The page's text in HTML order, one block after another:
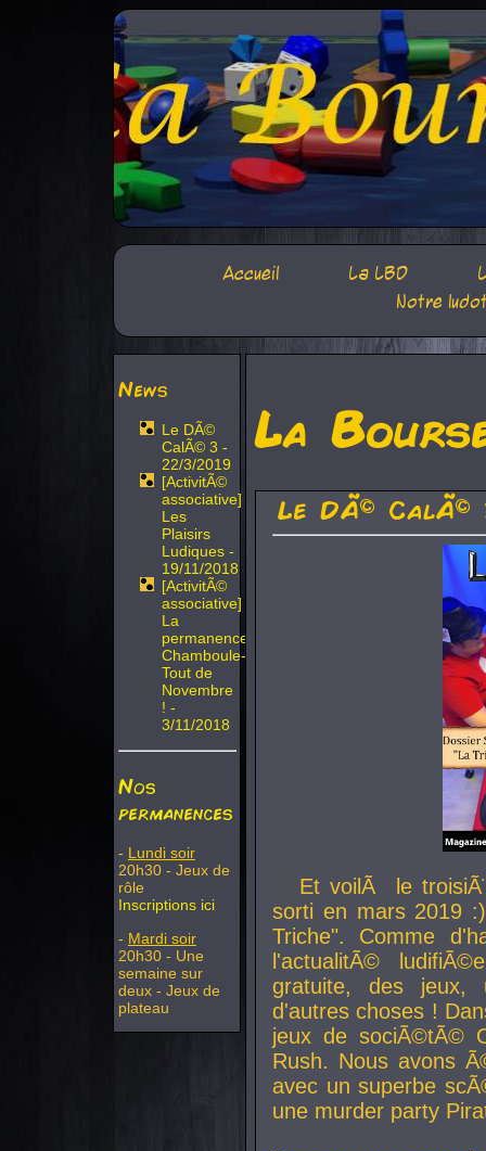
Accueil La LBD
Notre
News
Le DÃ©
CalÃ© 3 -
22/3/2019
[ActivitÃ©
associative]
Les
Plaisirs
Ludiques -
19/11/2018
[ActivitÃ©
associative]
La
permanence
Chamboule-
Tout de
Novembre
! -
3/11/2018
Nos
permanences
- Lundi soir
20h30 - Jeux de
rôle
Inscriptions ici
- Mardi soir
20h30 - Une
semaine sur
deux - Jeux de
plateau
La
Le DÃ© CalÃ©
Et voilÃ le
sorti en mars 2019
Triche". Comme
l'actualitÃ©
gratuite, des jeux,
d'autres choses !
jeux de sociÃ©tÃ©
Rush. Nous avons
avec un superbe
une murder party